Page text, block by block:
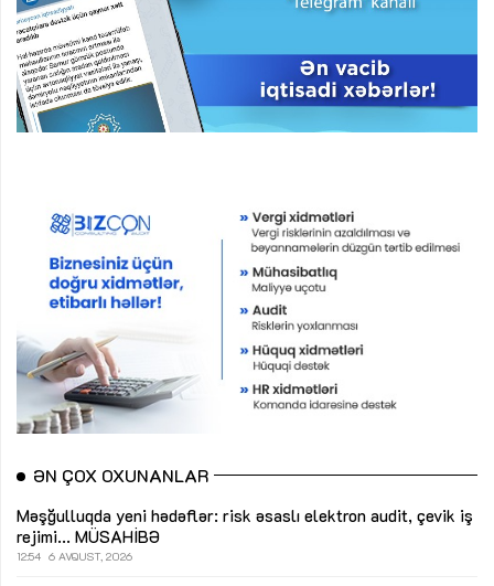
ƏN ÇOX OXUNANLAR
Məşğulluqda yeni hədəflər: risk əsaslı elektron audit, çevik iş
rejimi... MÜSAHİBƏ
12:54 6 AVQUST, 2026